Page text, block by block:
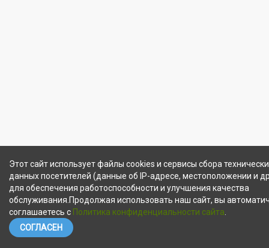
Этот сайт использует файлы cookies и сервисы сбора
данных посетителей (данные об IP-адресе, местоположении и
для обеспечения работоспособности и улучшения качества
обслуживания.Продолжая использовать наш сайт, вы
соглашаетесь с Политика конфиденциальности сайта
СОГЛАСЕН